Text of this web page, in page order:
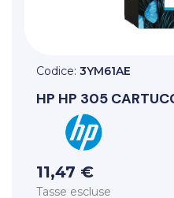
Codice: 3YM61AE
HP HP 305
11,47 €
Tasse escluse